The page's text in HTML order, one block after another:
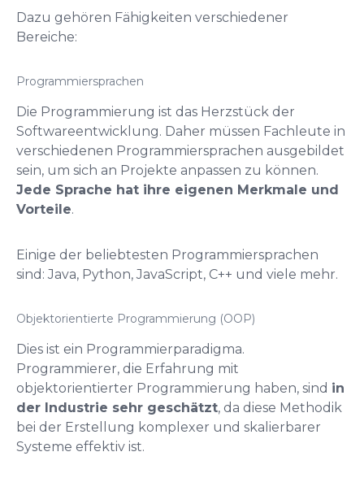
Dazu gehören Fähigkeiten verschiedener
Bereiche:
Programmiersprachen
Die Programmierung ist das Herzstück der
Softwareentwicklung. Daher müssen Fachleute in
verschiedenen Programmiersprachen ausgebildet
sein, um sich an Projekte anpassen zu können.
Jede Sprache hat ihre eigenen Merkmale und
Vorteile.
Einige der beliebtesten Programmiersprachen
sind: Java, Python, JavaScript, C++ und viele mehr.
Objektorientierte Programmierung (OOP)
Dies ist ein Programmierparadigma.
Programmierer, die Erfahrung mit
objektorientierter Programmierung haben, sind in
der Industrie sehr geschätzt, da diese Methodik
bei der Erstellung komplexer und skalierbarer
Systeme effektiv ist.